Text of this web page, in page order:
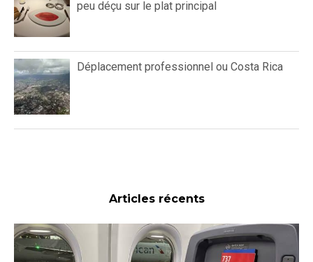
peu déçu sur le plat principal
Déplacement professionnel ou Costa Rica
Articles récents